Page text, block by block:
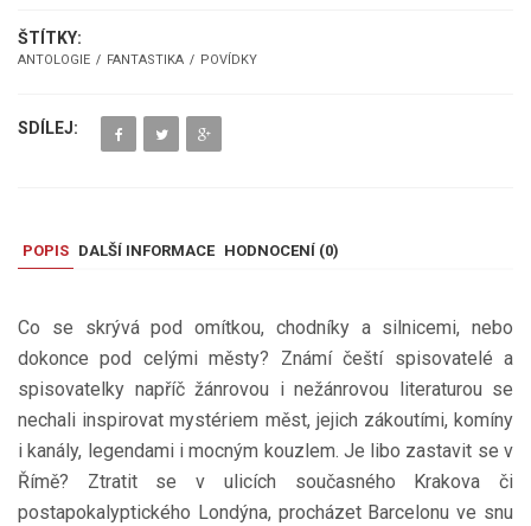
ŠTÍTKY:
ANTOLOGIE FANTASTIKA POVÍDKY
SDÍLEJ:
POPIS DALŠÍ INFORMACE HODNOCENÍ (0)
Co se skrývá pod omítkou, chodníky a silnicemi, nebo
dokonce pod celými městy? Známí čeští spisovatelé a
spisovatelky napříč žánrovou i nežánrovou literaturou se
nechali inspirovat mystériem měst, jejich zákoutími, komíny
i kanály, legendami i mocným kouzlem. Je libo zastavit se v
Římě? Ztratit se v ulicích současného Krakova či
postapokalyptického Londýna, procházet Barcelonu ve snu